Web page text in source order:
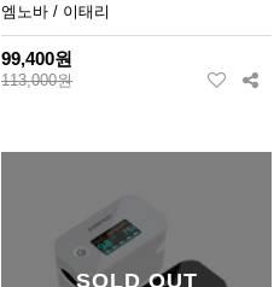
엠노바 / 이태리
99,400원
113,000원
SOLD OUT